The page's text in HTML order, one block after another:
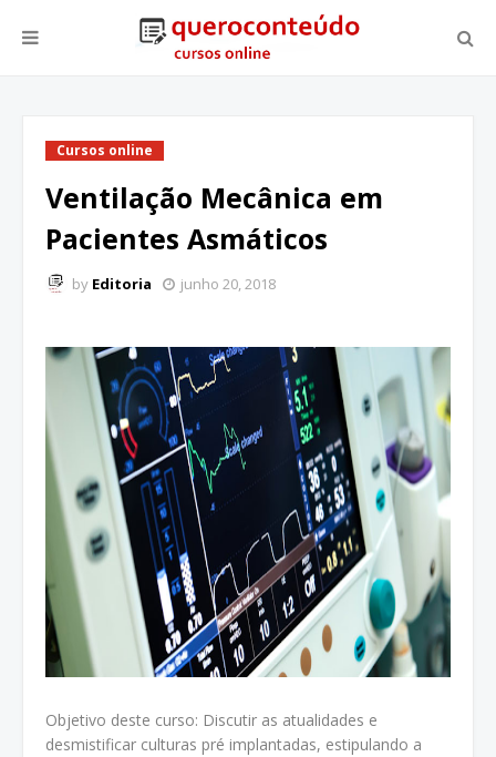
Cursos online
Ventilação Mecânica em
Pacientes Asmáticos
by Editoria junho 20, 2018
Objetivo deste curso: Discutir as atualidades e
desmistificar culturas pré implantadas, estipulando a